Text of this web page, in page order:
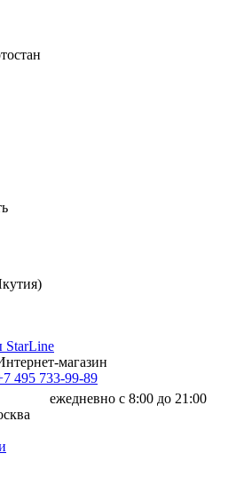
StarLine
магазин
495 733-99-89
ежедневно с 8:00 до 21:00